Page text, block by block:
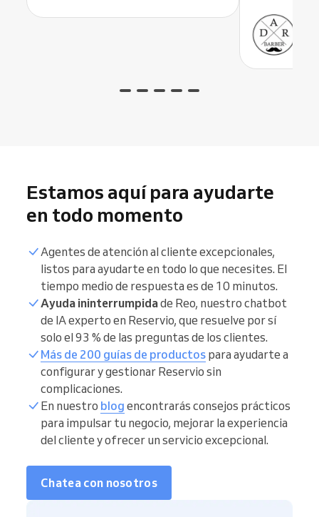
Estamos aquí para ayudarte
en todo momento
Agentes de atención al cliente excepcionales,
listos para ayudarte en todo lo que necesites. El
tiempo medio de respuesta es de 10 minutos.
Ayuda ininterrumpidade Reo, nuestro chatbot
de IA experto en Reservio, que resuelve por sí
solo el 93 % de las preguntas de los clientes.
Más de 200 guías de productos para ayudarte a
configurar y gestionar Reservio sin
complicaciones.
En nuestro blog encontrarás consejos prácticos
para impulsar tu negocio, mejorar la experiencia
del cliente y ofrecer un servicio excepcional.
Chatea con nosotros